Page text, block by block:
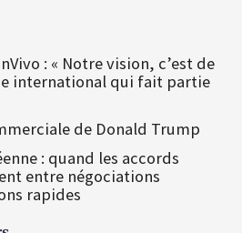
: « Notre vision, c’est de
international qui fait partie
de Donald Trump
: quand les accords
entre négociations
rapides